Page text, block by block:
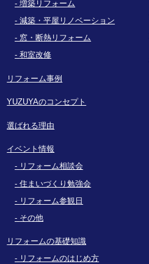
増築リフォーム
減築・平屋リノベーション
窓・断熱リフォーム
和室改修
リフォーム事例
YUZUYAのコンセプト
選ばれる理由
イベント情報
リフォーム相談会
住まいづくり勉強会
リフォーム参観日
その他
リフォームの基礎知識
リフォームのはじめ方